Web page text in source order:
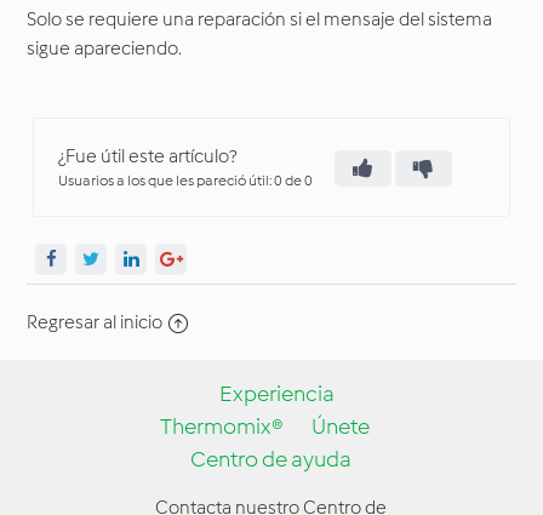
Solo se requiere una reparación si el mensaje del sistema
sigue apareciendo.
¿Fue útil este artículo?
Usuarios a los que les pareció útil: 0 de 0
Regresar al inicio
Experiencia
Thermomix®
Únete
Centro de ayuda
Contacta nuestro Centro de